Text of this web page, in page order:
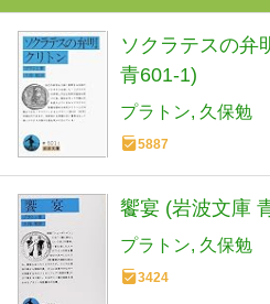
ソクラテスの弁
青601-1)
プラトン 久保勉
5887
饗宴 (岩波文庫
プラトン 久保勉
3424